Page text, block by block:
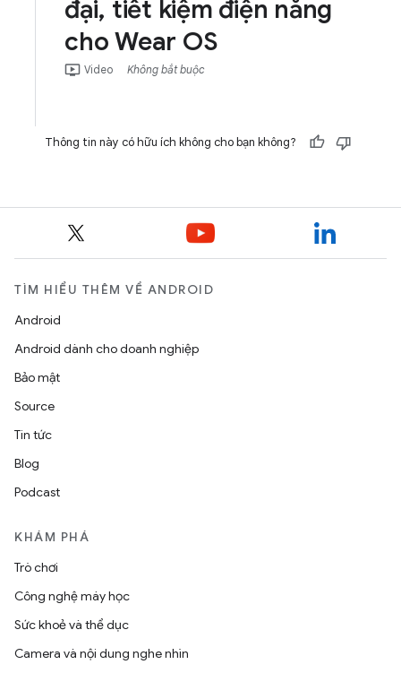
đại, tiết kiệm điện năng
cho Wear OS
ondemand_video Video Không bắt buộc
Thông tin này có hữu ích không cho bạn không?
TÌM HIỂU THÊM VỀ ANDROID
Android
Android dành cho doanh nghiệp
Bảo mật
Source
Tin tức
Blog
Podcast
KHÁM PHÁ
Trò chơi
Công nghệ máy học
Sức khoẻ và thể dục
Camera và nội dung nghe nhìn